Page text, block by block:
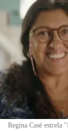
Regina Casé estrela